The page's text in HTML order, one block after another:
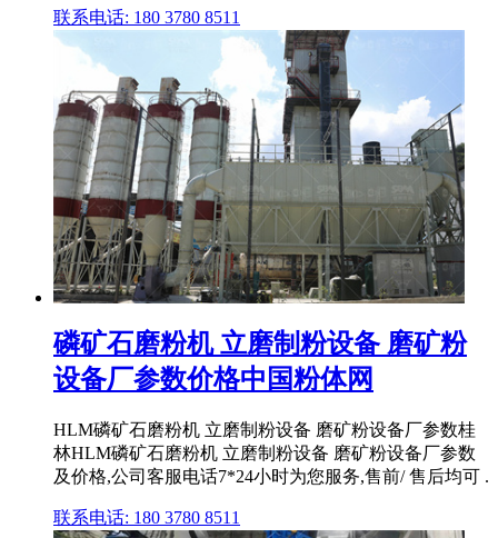
联系电话: 180 3780 8511
磷矿石磨粉机 立磨制粉设备 磨矿粉
设备厂参数价格中国粉体网
HLM磷矿石磨粉机 立磨制粉设备 磨矿粉设备厂参数桂
林HLM磷矿石磨粉机 立磨制粉设备 磨矿粉设备厂参数
及价格,公司客服电话7*24小时为您服务,售前/ 售后均可 .
联系电话: 180 3780 8511